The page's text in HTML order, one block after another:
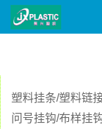
塑料挂条/塑料链
问号挂钩/布样挂